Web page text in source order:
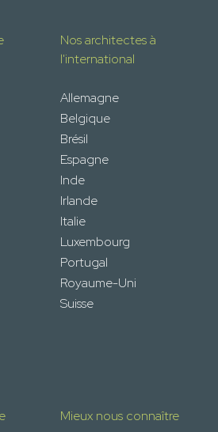
Nos architectes à
l'international
Allemagne
Belgique
Brésil
Espagne
Inde
Irlande
Italie
Luxembourg
Portugal
Royaume-Uni
Suisse
Mieux nous connaître